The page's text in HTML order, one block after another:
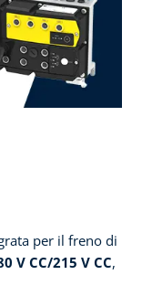
per il freno di
V CC/215 V CC,